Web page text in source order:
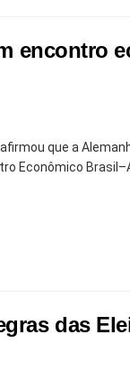
encontro
que a
Econômico
das